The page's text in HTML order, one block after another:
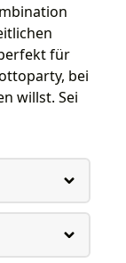
für
bei
willst. Sei